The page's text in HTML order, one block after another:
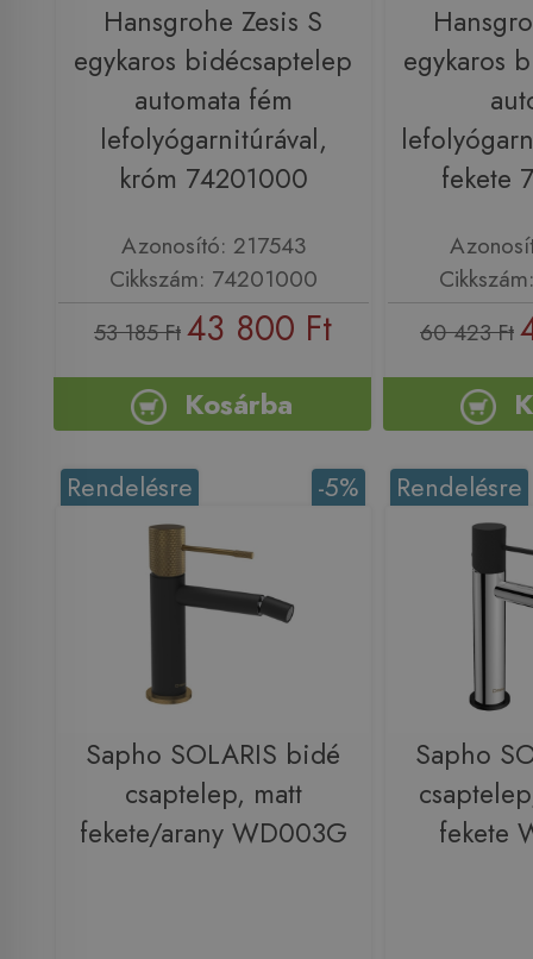
Hansgrohe Zesis S
egykaros bidécsaptelep
automata fém
lefolyógarnitúrával,
króm 74201000
Azonosító: 217543
Cikkszám: 74201000
53 185 Ft43 800 Ft
Kosárba
egykaros
fekete
60 423 Ft
-5%
Rendelésre
Sapho SOLARIS bidé
csaptelep, matt
fekete/arany WD003G
Rendelésre
Sapho
fekete